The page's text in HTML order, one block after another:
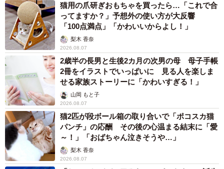
猫用の爪研ぎおもちゃを買ったら…「これで合
ってますか？」予想外の使い方が大反響
「100点満点」「かわいいからよし！」
梨木 香奈
2026.08.07
2歳半の長男と生後2カ月の次男の母 母子手帳
2冊をイラストでいっぱいに 見る人を楽しま
せる家族ストーリーに「かわいすぎる！」
山岡 もと子
2026.08.07
猫2匹が段ボール箱の取り合いで「ポコスカ猫
パンチ」の応酬 その後の心温まる結末に「愛
～！」「おばちゃん泣きそうや…」
梨木 香奈
2026.08.07